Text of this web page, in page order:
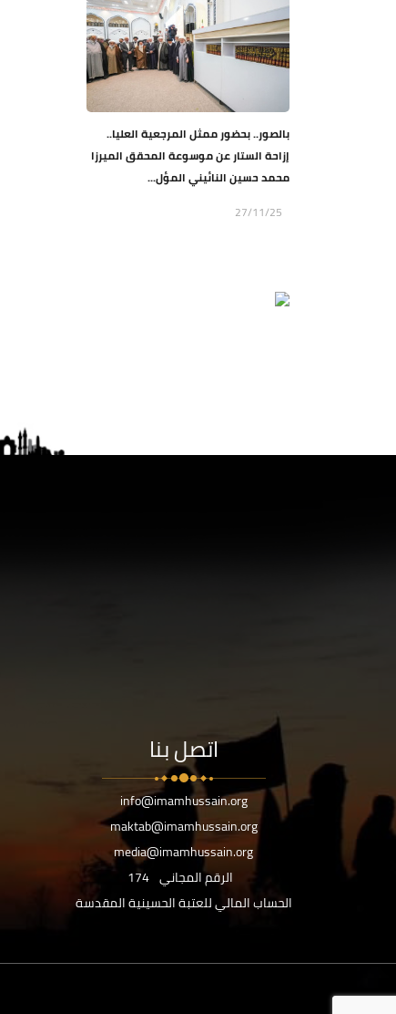
بالصور.. بحضور ممثل المرجعية العليا..
إزاحة الستار عن موسوعة المحقق الميرزا
محمد حسين النائيني المؤل...
27/11/25
اتصل بنا
info@imamhussain.org
maktab@imamhussain.org
media@imamhussain.org
الرقم المجاني 174
الحساب المالي للعتبة الحسينية المقدسة